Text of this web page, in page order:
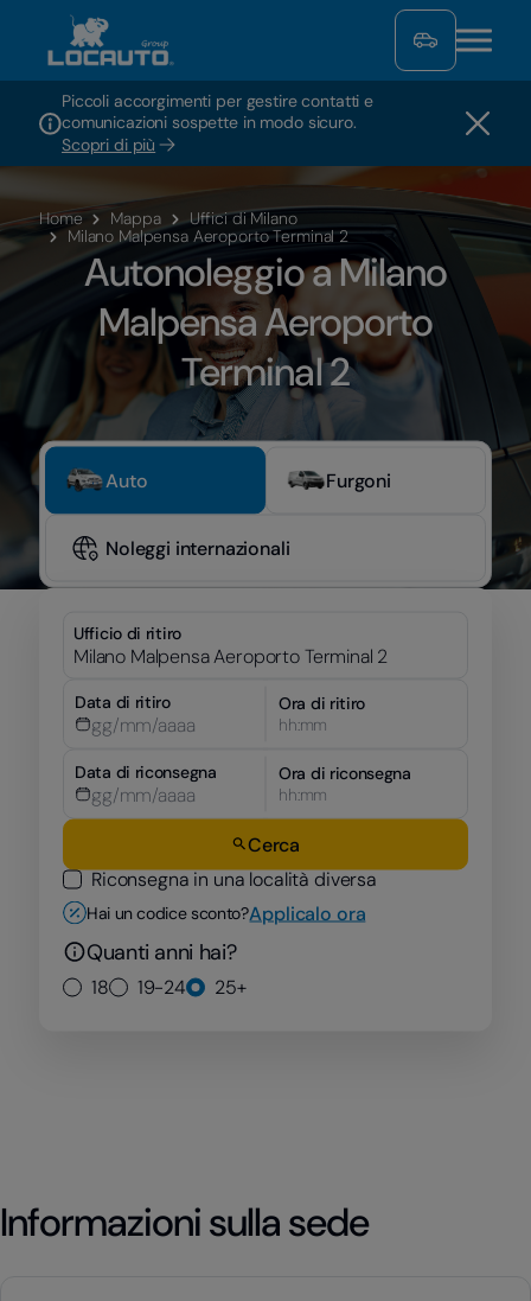
Piccoli accorgimenti per gestire contatti e
comunicazioni sospette in modo sicuro.
Scopri di più
Home Mappa
Uffici di Milano
Milano Malpensa Aeroporto Terminal 2
Autonoleggio a Milano
Malpensa Aeroporto
Terminal 2
Auto Furgoni
Noleggi internazionali
Ufficio di ritiro
Data di ritiro
Ora di ritiro
hh:mm
Data di riconsegna
Ora di riconsegna
hh:mm
Cerca
Riconsegna in una località diversa
Hai un codice sconto?Applicalo ora
Quanti anni hai?
18 19-24 25+
Informazioni sulla sede